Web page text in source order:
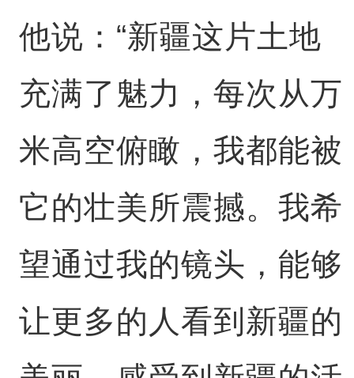
他说：“新疆这片土地
充满了魅力，每次从万
米高空俯瞰，我都能被
它的壮美所震撼。我希
望通过我的镜头，能够
让更多的人看到新疆的